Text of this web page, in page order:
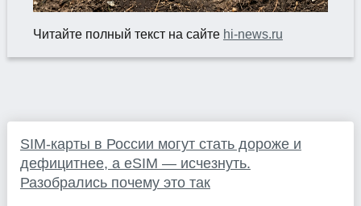
Читайте полный текст на сайте hi-news.ru
SIM-карты в России могут стать дороже и
дефицитнее, а eSIM — исчезнуть.
Разобрались почему это так